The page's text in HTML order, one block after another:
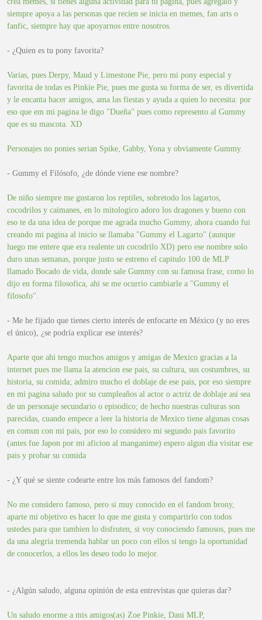
siempre apoya a las personas que recien se inicia en memes, fan arts o
fanfic, siempre hay que apoyarnos entre nosotros.
- ¿Quien es tu pony favorita?
Varias, pues Derpy, Maud y Limestone Pie, pero mi pony especial y
favorita de todas es Pinkie Pie, pues me gusta su forma de ser, es divertida
y le encanta hacer amigos, ama las fiestas y ayuda a quien lo necesita: por
eso que em mi pagina le digo "Dueña" pues como represento al Gummy
que es su mascota. XD
Personajes no ponies serian Spike, Gabby, Yona y obviamente Gummy.
- Gummy el Filósofo, ¿de dónde viene ese nombre?
De niño siempre me gustaron los reptiles, sobretodo los lagartos,
cocodrilos y caimanes, en lo mitologico adoro los dragones y bueno con
eso te da una idea de porque me agrada mucho Gummy, ahora cuando fui
creando mi pagina al inicio se llamaba "Gummy el Lagarto" (aunque
luego me entere que era realente un cocodrilo XD) pero ese nombre solo
duro unas semanas, porque justo se estreno el capitulo 100 de MLP
llamado Bocado de vida, donde sale Gummy con su famosa frase, como lo
dijo en forma filosofica, ahi se me ocurrio cambiarle a "Gummy el
filosofo".
- Me he fijado que tienes cierto interés de enfocarte en México (y no eres
el único), ¿se podría explicar ese interés?
Aparte que ahi tengo muchos amigos y amigas de Mexico gracias a la
internet pues me llama la atencion ese pais, su cultura, sus costumbres, su
historia, su comida; admiro mucho el doblaje de ese pais, por eso siempre
en mi pagina saludo por su cumpleaños al actor o actriz de doblaje asi sea
de un personaje secundario o episodico; de hecho nuestras culturas son
parecidas, cuando empece a leer la historia de Mexico tiene algunas cosas
en comun con mi pais, por eso lo considero mi segundo pais favorito
(antes fue Japon por mi aficion al manganime) espero algun dia visitar ese
pais y probar su comida
- ¿Y qué se siente codearte entre los más famosos del fandom?
No me considero famoso, pero si muy conocido en el fandom brony,
aparte mi objetivo es hacer lo que me gusta y compartirlo con todos
ustedes para que tambien lo disfruten, si voy conociendo famosos, pues me
da una alegria tremenda hablar un poco con ellos si tengo la oportunidad
de conocerlos, a ellos les deseo todo lo mejor.
- ¿Algún saludo, alguna opinión de esta entrevistas que quieras dar?
Un saludo enorme a mis amigos(as) Zoe Pinkie, Dani MLP,